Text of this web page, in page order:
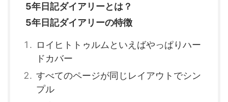
5年日記ダイアリーとは？
5年日記ダイアリーの特徴
ロイヒトトゥルムといえばやっぱりハー
ドカバー
すべてのページが同じレイアウトでシン
プル